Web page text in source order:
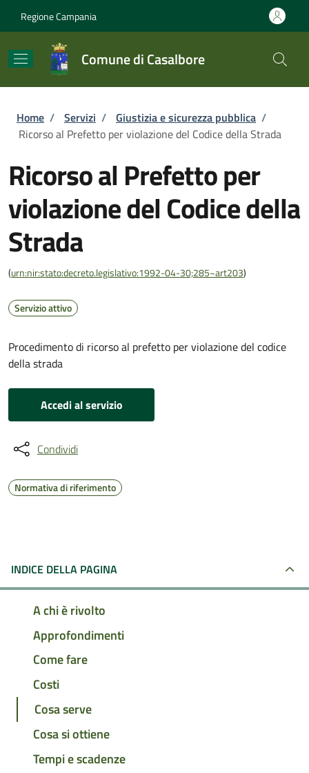
Regione Campania
Comune di Casalbore
Briciole di pane
Home / Servizi / Giustizia e sicurezza pubblica /
Ricorso al Prefetto per violazione del Codice della Strada
Ricorso al Prefetto per
violazione del Codice della
Strada
(urn:nir:stato:decreto.legislativo:1992-04-30;285~art203)
Servizio attivo
Procedimento di ricorso al prefetto per violazione del codice
della strada
Accedi al servizio
Condividi
Normativa di riferimento
INDICE DELLA PAGINA
A chi è rivolto
Approfondimenti
Come fare
Costi
Cosa serve
Cosa si ottiene
Tempi e scadenze